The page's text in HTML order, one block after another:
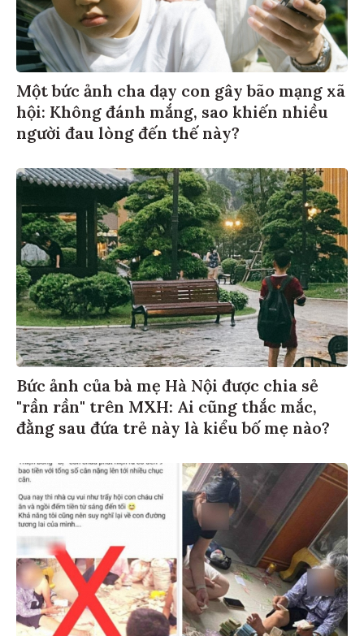
Một bức ảnh cha dạy con gây bão mạng xã
hội: Không đánh mắng, sao khiến nhiều
người đau lòng đến thế này?
Bức ảnh của bà mẹ Hà Nội được chia sẻ
"rần rần" trên MXH: Ai cũng thắc mắc,
đằng sau đứa trẻ này là kiểu bố mẹ nào?